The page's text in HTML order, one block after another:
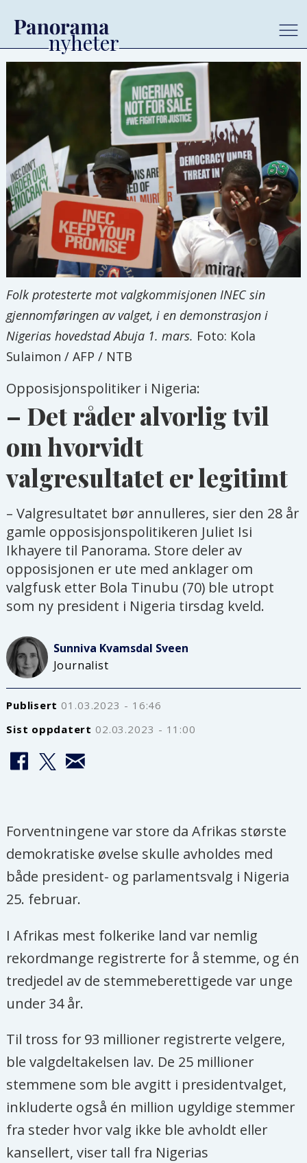
Folk protesterte mot valgkommisjonen INEC sin
gjennomføringen av valget, i en demonstrasjon i
Nigerias hovedstad Abuja 1. mars. Foto: Kola
Sulaimon / AFP / NTB
Opposisjonspolitiker i Nigeria:
– Det råder alvorlig tvil
om hvorvidt
valgresultatet er legitimt
– Valgresultatet bør annulleres, sier den 28 år
gamle opposisjonspolitikeren Juliet Isi
Ikhayere til Panorama. Store deler av
opposisjonen er ute med anklager om
valgfusk etter Bola Tinubu (70) ble utropt
som ny president i Nigeria tirsdag kveld.
Sunniva Kvamsdal Sveen
Journalist
Publisert
01.03.2023 - 16:46
Sist oppdatert
02.03.2023 - 11:00
Forventningene var store da Afrikas største
demokratiske øvelse skulle avholdes med
både president- og parlamentsvalg i Nigeria
25. februar.
I Afrikas mest folkerike land var nemlig
rekordmange registrerte for å stemme, og én
tredjedel av de stemmeberettigede var unge
under 34 år.
Til tross for 93 millioner registrerte velgere,
ble valgdeltakelsen lav. De 25 millioner
stemmene som ble avgitt i presidentvalget,
inkluderte også én million ugyldige stemmer
fra steder hvor valg ikke ble avholdt eller
kansellert, viser tall fra Nigerias